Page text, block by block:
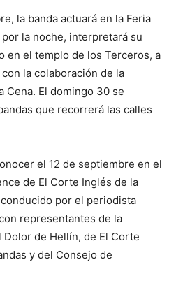
la banda actuará en la Feria
la noche, interpretará su
en el templo de los Terceros, a
la colaboración de la
Cena. El domingo 30 se
que recorrerá las calles
el 12 de septiembre en el
de El Corte Inglés de la
por el periodista
representantes de la
Dolor de Hellín, de El Corte
y del Consejo de